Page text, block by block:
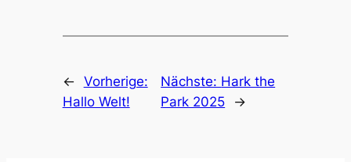
← Vorherige:
Hallo Welt!
Nächste: Hark the
Park 2025
→